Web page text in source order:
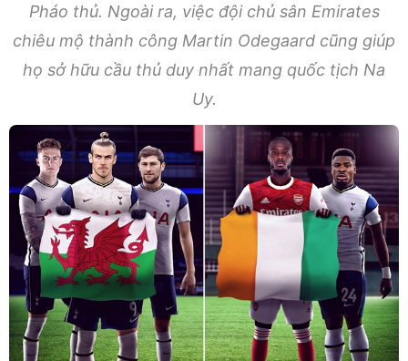
Pháo thủ. Ngoài ra, việc đội chủ sân Emirates
chiêu mộ thành công Martin Odegaard cũng giúp
họ sở hữu cầu thủ duy nhất mang quốc tịch Na
Uy.